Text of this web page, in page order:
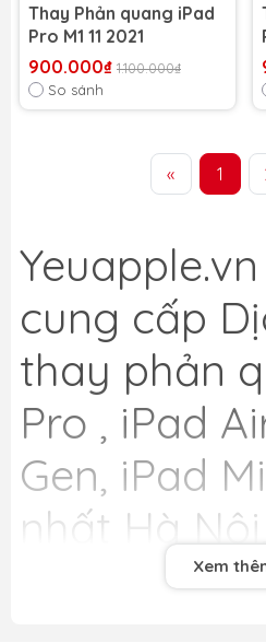
Thay Phản quang iPad
Pro M1 11 2021
900.000₫ 1.100.000₫
So sánh
« 1
Yeuapple.vn
cung cấp
thay phản
Pro , iPad
Gen, iPad
nhất Hà
uy tín, chất
Xem